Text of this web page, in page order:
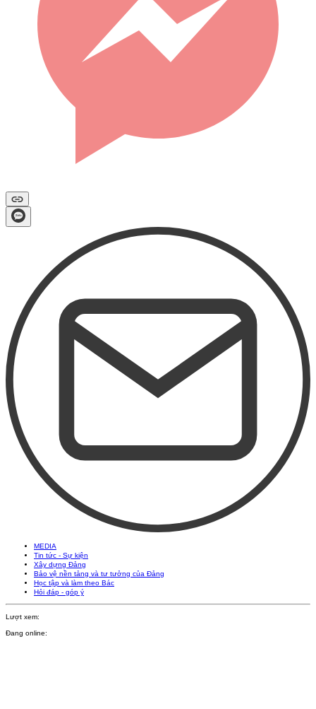
MEDIA
Tin tức - Sự kiện
Xây dựng Đảng
Bảo vệ nền tảng và tư tưởng của Đảng
Học tập và làm theo Bác
Hỏi đáp - góp ý
Lượt xem:
Đang online: